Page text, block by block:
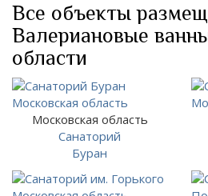
Все объекты
Валериановые
области
Московская область
Санаторий
Буран